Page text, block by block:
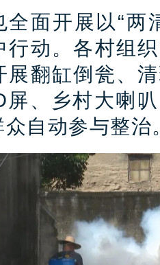
全面开展以“两
行动。各村组
展翻缸倒瓮、
屏、乡村大喇
自动参与整治